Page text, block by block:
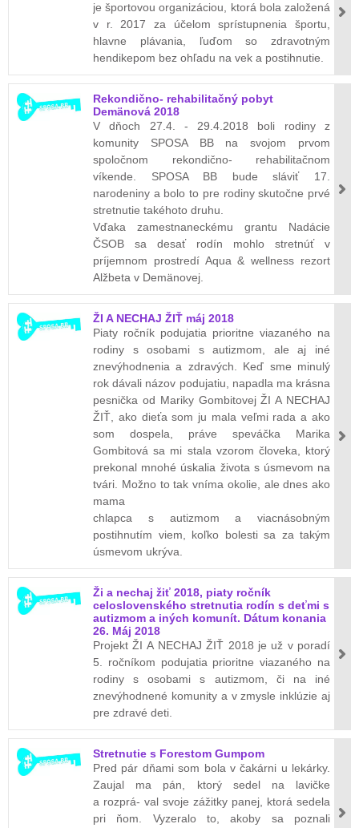
je športovou organizáciou, ktorá bola založená
v r. 2017 za účelom sprístupnenia športu,
hlavne plávania, ľuďom so zdravotným
hendikepom bez ohľadu na vek a postihnutie.
Rekondično- rehabilitačný pobyt
Demänová 2018
V dňoch 27.4. - 29.4.2018 boli rodiny z
komunity SPOSA BB na svojom prvom
spoločnom rekondično- rehabilitačnom
víkende. SPOSA BB bude sláviť 17.
narodeniny a bolo to pre rodiny skutočne prvé
stretnutie takéhoto druhu.
Vďaka zamestnaneckému grantu Nadácie
ČSOB sa desať rodín mohlo stretnúť v
príjemnom prostredí Aqua & wellness rezort
Alžbeta v Demänovej.
ŽI A NECHAJ ŽIŤ máj 2018
Piaty ročník podujatia prioritne viazaného na
rodiny s osobami s autizmom, ale aj iné
znevýhodnenia a zdravých. Keď sme minulý
rok dávali názov podujatiu, napadla ma krásna
pesnička od Mariky Gombitovej ŽI A NECHAJ
ŽIŤ, ako dieťa som ju mala veľmi rada a ako
som dospela, práve speváčka Marika
Gombitová sa mi stala vzorom človeka, ktorý
prekonal mnohé úskalia života s úsmevom na
tvári. Možno to tak vníma okolie, ale dnes ako
mama
chlapca s autizmom a viacnásobným
postihnutím viem, koľko bolesti sa za takým
úsmevom ukrýva.
Ži a nechaj žiť 2018, piaty ročník
celoslovenského stretnutia rodín s deťmi s
autizmom a iných komunít. Dátum konania
26. Máj 2018
Projekt ŽI A NECHAJ ŽIŤ 2018 je už v poradí
5. ročníkom podujatia prioritne viazaného na
rodiny s osobami s autizmom, či na iné
znevýhodnené komunity a v zmysle inklúzie aj
pre zdravé deti.
Stretnutie s Forestom Gumpom
Pred pár dňami som bola v čakárni u lekárky.
Zaujal ma pán, ktorý sedel na lavičke
a rozprá- val svoje zážitky panej, ktorá sedela
pri ňom. Vyzeralo to, akoby sa poznali